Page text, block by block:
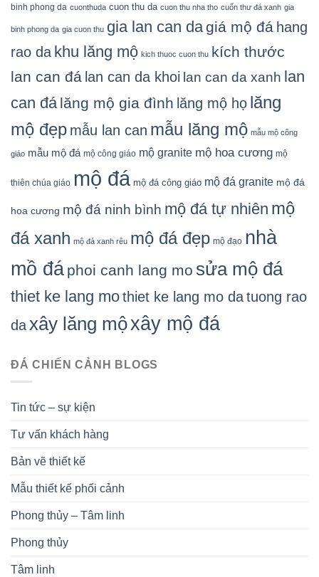
binh phong da cuonthuda cuon thu da cuon thu nha tho cuốn thư đá xanh gia
binh phong da gia cuon thu gia lan can dagiá mộ đá hang
rao da khu lăng mộ kich thuoc cuon thu kích thước
lan can đá lan can da khoi lan can da xanh lan
can đá lăng mộ gia đình lăng mộ họ lăng
mộ đẹp mẫu lan can mẫu lăng mộ mẫu mộ công
giáo mẫu mộ đá mộ công giáo mộ granite mộ hoa cương mộ
thiên chúa giáo mộ đá mộ đá công giáo mộ đá granite mộ đá
hoa cương mộ đá ninh bình mộ đá tự nhiên mộ
đá xanh mộ đá xanh rêu mộ đá đẹp mộ đạo nhà
mồ đá phoi canh lang mo sửa mộ đá
thiet ke lang mothiet ke lang mo datuong rao
daxây lăng mộxây mộ đá
ĐÁ CHIẾN CẢNH BLOGS
Tin tức – sự kiện
Tư vấn khách hàng
Bản vẽ thiết kế
Mẫu thiết kế phối cảnh
Phong thủy – Tâm linh
Phong thủy
Tâm linh